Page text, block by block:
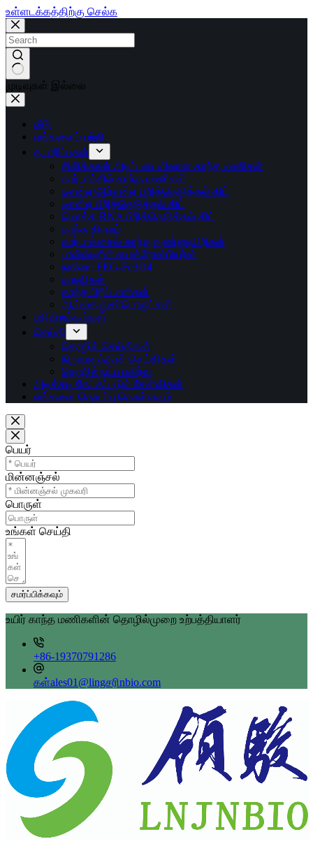
உள்ளடக்கத்திற்கு செல்க
முடிவுகள் இல்லை
வீடு
எங்களைப் பற்றி
தயாரிப்புகள்
சிலிக்கான் அடிப்படையிலான காந்த மணிகள்
கார்பாக்சில் காந்த மணிகள்
டிஎன்ஏ/ஆர்என்ஏ பிரித்தெடுத்தல் கிட்
டிஎன்ஏ பிரித்தெடுத்தல் கிட்
மொத்த RNA பிரித்தெடுத்தல் கிட்
காந்த திரவம்
கார்பாக்சைல் காந்த நுண்ணுயிரிகள்
பாலிஸ்டிரீன் மைக்ரோஸ்பியர்ஸ்
நானோ PEG-Fe3O4
கருவிகள்
காந்த பிரிப்பான்கள்
ஆய்வக நுகர்பொருட்கள்
பதிவிறக்கங்கள்
செய்தி
தொழில் செய்திகள்
நிறுவனத்தின் செய்திகள்
தொழில்நுட்ப பகிர்வு
அடிக்கடி கேட்கப்படும் கேள்விகள்
எங்களை தொடர்பு கொள்ளவும்
பெயர்
மின்னஞ்சல்
பொருள்
உங்கள் செய்தி
சமர்ப்பிக்கவும்
உயிர் காந்த மணிகளின் தொழில்முறை உற்பத்தியாளர்
+86-19370791286
கள்ales01@lingசரிnbio.com